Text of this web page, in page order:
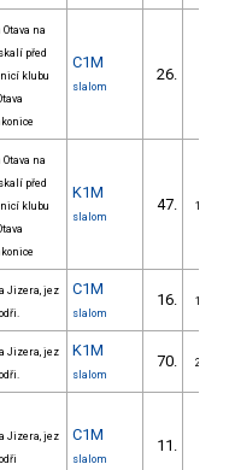
Otava na
před
klubu
C1M
slalom
26.
Otava na
před
klubu
K1M
slalom
47. 13/DM
Jizera, jez
C1M
slalom
16. 11/DM
Jizera, jez
K1M
slalom
70. 22/DM
Jizera, jez
C1M
slalom
11.